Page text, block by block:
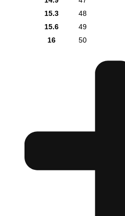
15.3
48
15.6
49
16
50